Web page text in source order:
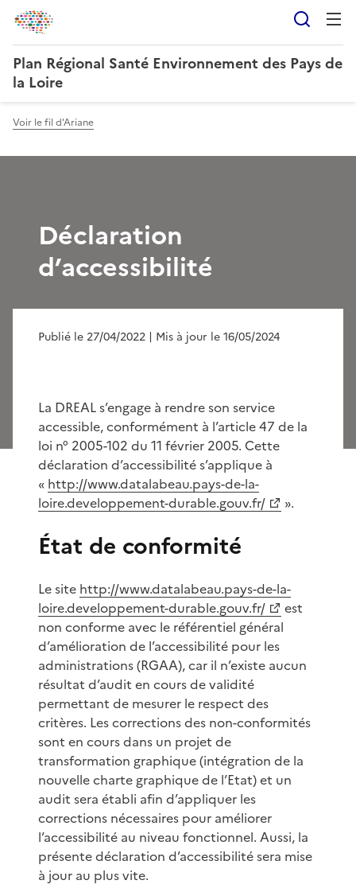
Plan Régional Santé Environnement des Pays de
la Loire
Voir le fil d'Ariane
Déclaration
d’accessibilité
Publié le 27/04/2022 | Mis à jour le 16/05/2024
La DREAL s’engage à rendre son service
accessible, conformément à l’article 47 de la
loi n° 2005-102 du 11 février 2005. Cette
déclaration d’accessibilité s’applique à
« http://www.datalabeau.pays-de-la-
loire.developpement-durable.gouv.fr/
».
État de conformité
Le site http://www.datalabeau.pays-de-la-
loire.developpement-durable.gouv.fr/
est
non conforme avec le référentiel général
d’amélioration de l’accessibilité pour les
administrations (RGAA), car il n’existe aucun
résultat d’audit en cours de validité
permettant de mesurer le respect des
critères. Les corrections des non-conformités
sont en cours dans un projet de
transformation graphique (intégration de la
nouvelle charte graphique de l’Etat) et un
audit sera établi afin d’appliquer les
corrections nécessaires pour améliorer
l’accessibilité au niveau fonctionnel. Aussi, la
présente déclaration d’accessibilité sera mise
à jour au plus vite.